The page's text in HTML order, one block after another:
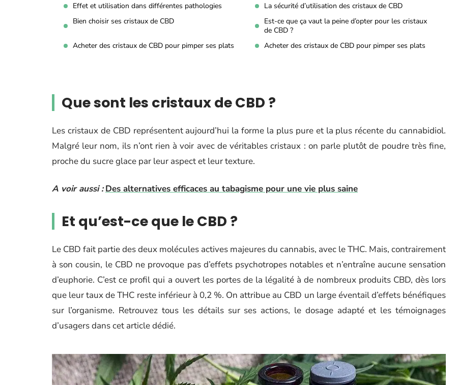
Effet et utilisation dans différentes pathologies
La sécurité d’utilisation des cristaux de CBD
Bien choisir ses cristaux de CBD
Est-ce que ça vaut la peine d’opter pour les cristaux
de CBD ?
Acheter des cristaux de CBD pour pimper ses plats
Acheter des cristaux de CBD pour pimper ses plats
Que sont les cristaux de CBD ?
Les cristaux de CBD représentent aujourd’hui la forme la plus pure et la plus récente du cannabidiol.
Malgré leur nom, ils n’ont rien à voir avec de véritables cristaux : on parle plutôt de poudre très fine,
proche du sucre glace par leur aspect et leur texture.
A voir aussi : Des alternatives efficaces au tabagisme pour une vie plus saine
Et qu’est-ce que le CBD ?
Le CBD fait partie des deux molécules actives majeures du cannabis, avec le THC. Mais, contrairement
à son cousin, le CBD ne provoque pas d’effets psychotropes notables et n’entraîne aucune sensation
d’euphorie. C’est ce profil qui a ouvert les portes de la légalité à de nombreux produits CBD, dès lors
que leur taux de THC reste inférieur à 0,2 %. On attribue au CBD un large éventail d’effets bénéfiques
sur l’organisme. Retrouvez tous les détails sur ses actions, le dosage adapté et les témoignages
d’usagers dans cet article dédié.